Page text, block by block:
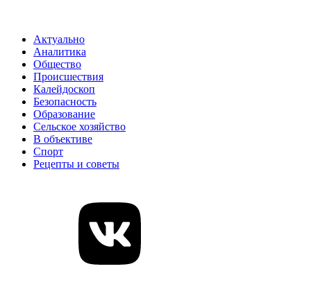
Актуально
Аналитика
Общество
Происшествия
Калейдоскоп
Безопасность
Образование
Сельское хозяйство
В объективе
Спорт
Рецепты и советы